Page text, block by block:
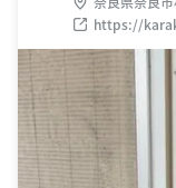
https://